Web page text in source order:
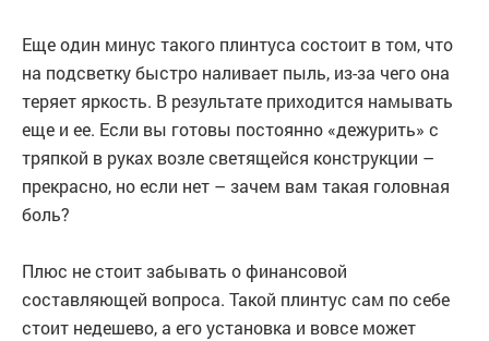
Еще один минус такого плинтуса состоит в том, что
на подсветку быстро наливает пыль, из-за чего она
теряет яркость. В результате приходится намывать
еще и ее. Если вы готовы постоянно «дежурить» с
тряпкой в руках возле светящейся конструкции –
прекрасно, но если нет – зачем вам такая головная
боль?
Плюс не стоит забывать о финансовой
составляющей вопроса. Такой плинтус сам по себе
стоит недешево, а его установка и вовсе может